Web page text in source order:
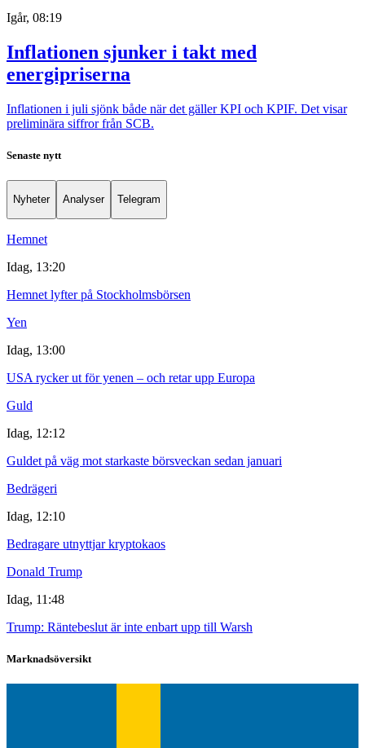
Igår, 08:19
Inflationen sjunker i takt med
energipriserna
Inflationen i juli sjönk både när det gäller KPI och KPIF. Det visar
preliminära siffror från SCB.
Senaste nytt
Nyheter Analyser Telegram
Hemnet
Idag, 13:20
Hemnet lyfter på Stockholmsbörsen
Yen
Idag, 13:00
USA rycker ut för yenen – och retar upp Europa
Guld
Idag, 12:12
Guldet på väg mot starkaste börsveckan sedan januari
Bedrägeri
Idag, 12:10
Bedragare utnyttjar kryptokaos
Donald Trump
Idag, 11:48
Trump: Räntebeslut är inte enbart upp till Warsh
Marknadsöversikt